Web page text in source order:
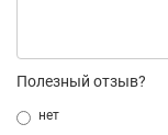
Полезный отзыв?
нет